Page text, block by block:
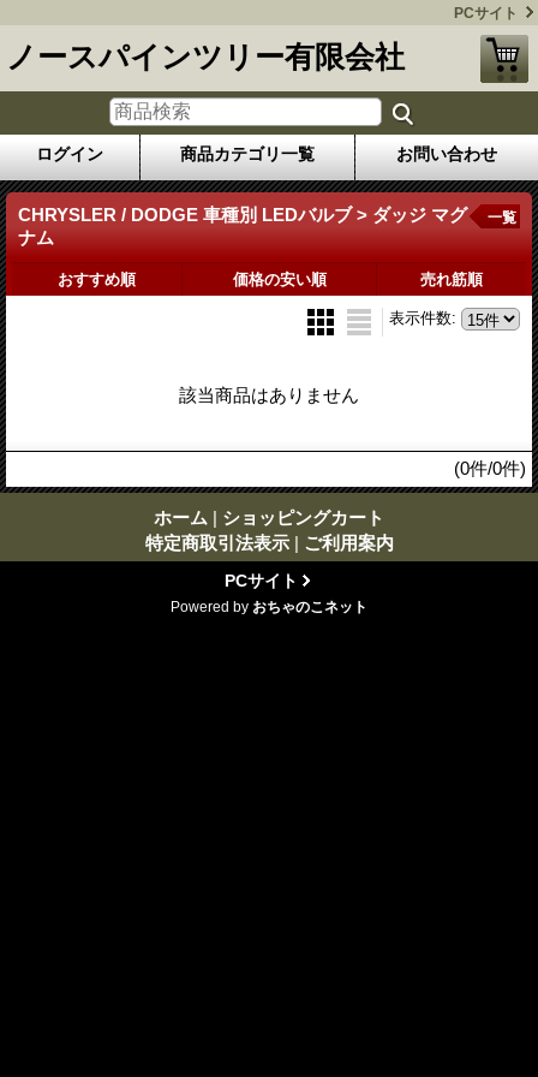
PCサイト
ノースパインツリー有限会社
ログイン 商品カテゴリ一覧 お問い合わせ
CHRYSLER / DODGE 車種別 LEDバルブ > ダッジ マグ
ナム
一覧
おすすめ順 価格の安い順 売れ筋順
表示件数:
該当商品はありません
(0件/0件)
ホーム | ショッピングカート
特定商取引法表示 | ご利用案内
PCサイト
Powered by おちゃのこネット